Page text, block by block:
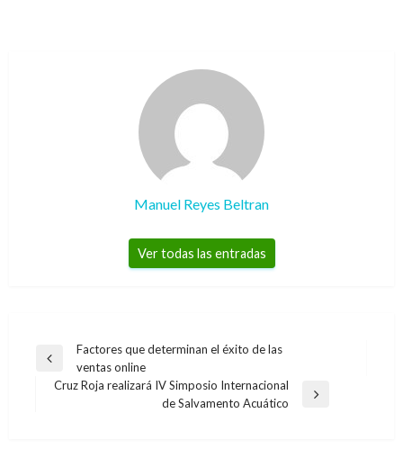
Manuel Reyes Beltran
Ver todas las entradas
Navegación
de
Entrada
anterior
Factores que determinan el éxito de las
ventas online
Cruz Roja realizará IV Simposio Internacional
de Salvamento Acuático